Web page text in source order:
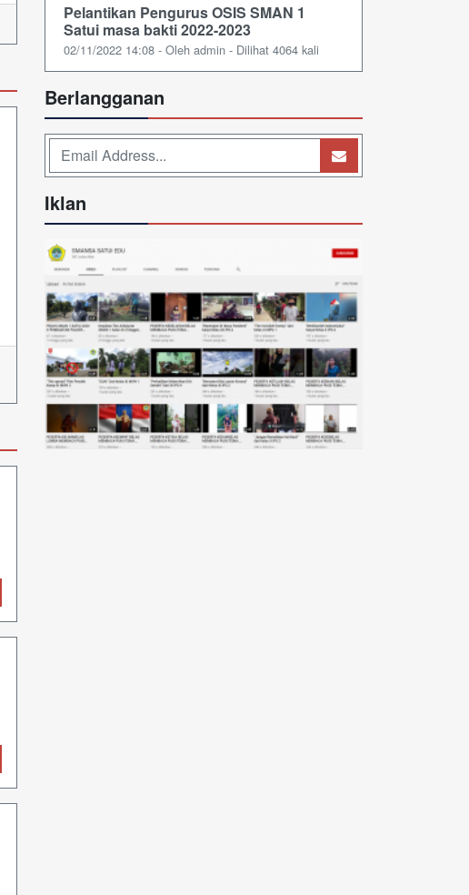
Pelantikan Pengurus OSIS SMAN 1
Satui masa bakti 2022-2023
02/11/2022 14:08 - Oleh admin - Dilihat 4064 kali
Berlangganan
Iklan